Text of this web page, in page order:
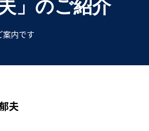
」 のご紹介
案内です
夫